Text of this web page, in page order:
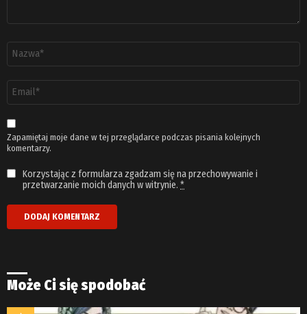
email
*
Zapamiętaj moje dane w tej przeglądarce podczas pisania kolejnych
komentarzy.
Korzystając z formularza zgadzam się na przechowywanie i
przetwarzanie moich danych w witrynie. *
Może Ci się spodobać